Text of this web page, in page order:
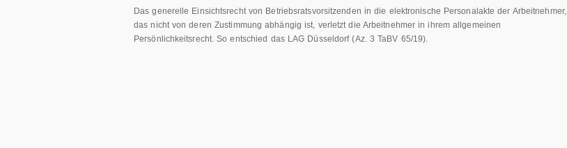
Das generelle Einsichtsrecht von Betriebsratsvorsitzenden in die elektronische Personalakte der Arbeitnehmer,
das nicht von deren Zustimmung abhängig ist, verletzt die Arbeitnehmer in ihrem allgemeinen
Persönlichkeitsrecht. So entschied das LAG Düsseldorf (Az. 3 TaBV 65/19).